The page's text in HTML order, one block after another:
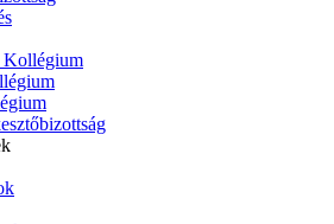
Kollégium